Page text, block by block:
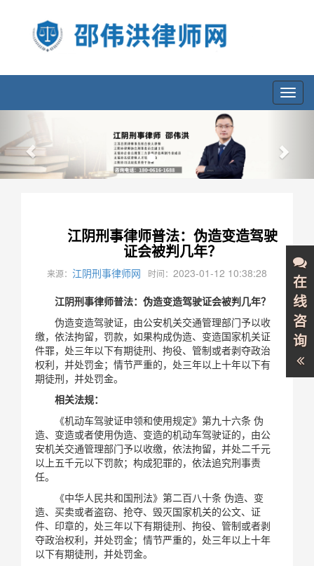
江阴刑事律师普法：伪造变造驾驶
证会被判几年？
来源： 江阴刑事律师网 时间： 2023-01-12 10:38:28
江阴刑事律师普法：伪造变造驾驶证会被判几年？
伪造变造驾驶证，由公安机关交通管理部门予以收
缴，依法拘留，罚款，如果构成伪造、变造国家机关证
件罪，处三年以下有期徒刑、拘役、管制或者剥夺政治
权利，并处罚金；情节严重的，处三年以上十年以下有
期徒刑，并处罚金。
相关法规：
《机动车驾驶证申领和使用规定》第九十六条 伪
造、变造或者使用伪造、变造的机动车驾驶证的，由公
安机关交通管理部门予以收缴，依法拘留，并处二千元
以上五千元以下罚款；构成犯罪的，依法追究刑事责
任。
《中华人民共和国刑法》第二百八十条 伪造、变
造、买卖或者盗窃、抢夺、毁灭国家机关的公文、证
件、印章的，处三年以下有期徒刑、拘役、管制或者剥
夺政治权利，并处罚金；情节严重的，处三年以上十年
以下有期徒刑，并处罚金。
在
线
咨
询